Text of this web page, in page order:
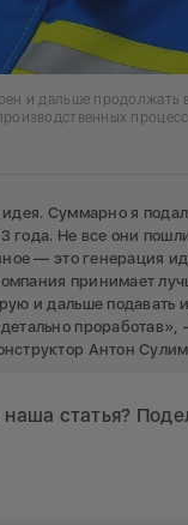
и дальше продолжать
Суммарно я
года. Не все они
— это генерация
принимает
и дальше подавать
Антон
статья?